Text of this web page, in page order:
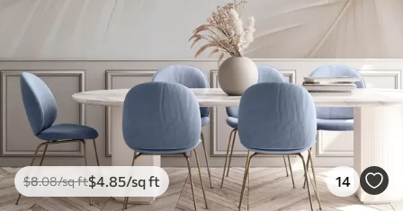
$8.08/sq ft$4 .85/sq ft 14